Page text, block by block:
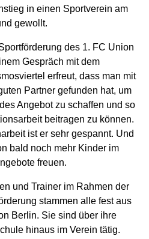
in einen Sportverein am
gewollt.
des 1. FC Union
Gespräch mit dem
erfreut, dass man mit
Partner gefunden hat, um
Angebot zu schaffen und so
beitragen zu können.
ist er sehr gespannt. Und
bald noch mehr Kinder im
freuen.
und Trainer im Rahmen der
stammen alle fest aus
Berlin. Sie sind über ihre
hinaus im Verein tätig.